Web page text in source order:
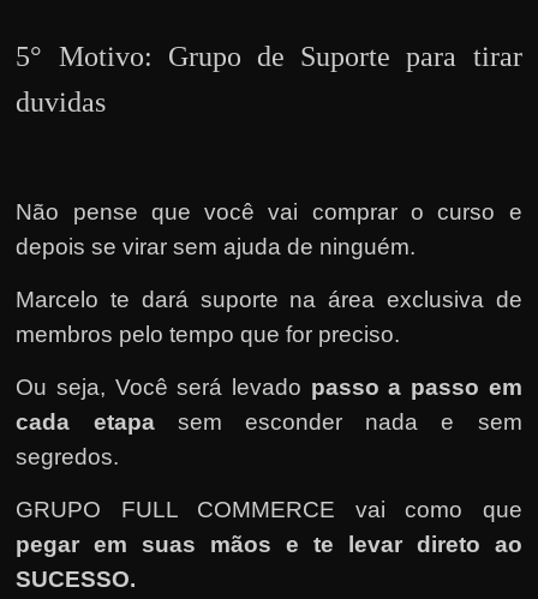
5° Motivo: Grupo de Suporte para tirar
duvidas
Não pense que você vai comprar o curso e
depois se virar sem ajuda de ninguém.
Marcelo te dará suporte na área exclusiva de
membros pelo tempo que for preciso.
Ou seja, Você será levado passo a passo em
cada etapa sem esconder nada e sem
segredos.
GRUPO FULL COMMERCE vai como que
pegar em suas mãos e te levar direto ao
SUCESSO.